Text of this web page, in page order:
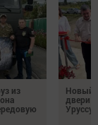
из
Новый
двери
Уруссу